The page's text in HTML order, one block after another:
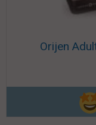
Orijen